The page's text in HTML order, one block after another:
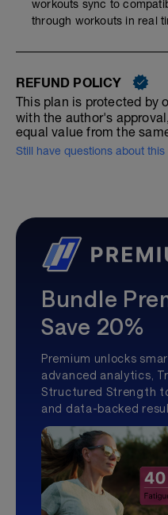
workouts sync to
through workouts in real
REFUND POLICY
This plan is protected by
with the author's
equal value from the
Still have questions about this
Bundle
Save 20%
Premium unlocks
advanced analytics,
Structured Strength
and data-backed